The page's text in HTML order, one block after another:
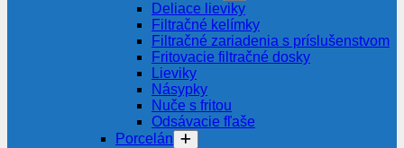
Deliace lieviky
Filtračné kelímky
Filtračné zariadenia s príslušenstvom
Fritovacie filtračné dosky
Lieviky
Násypky
Nuče s fritou
Odsávacie fľaše
Porcelán